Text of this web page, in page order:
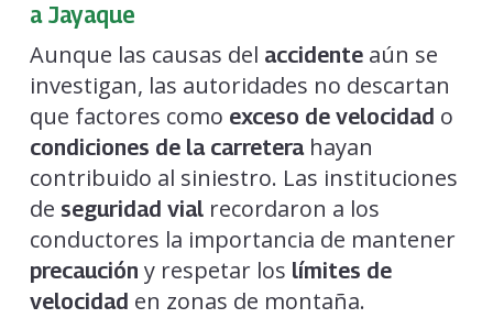
a Jayaque
Aunque las causas del accidenteaún se
investigan, las autoridades no descartan
que factores como exceso de velocidad o
condiciones de la carreterahayan
contribuido al siniestro. Las instituciones
de seguridad vialrecordaron a los
conductores la importancia de mantener
precaución y respetar los límites de
velocidad en zonas de montaña.